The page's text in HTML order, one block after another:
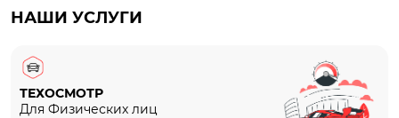
НАШИ УСЛУГИ
ТЕХОСМОТР
Для Физических лиц